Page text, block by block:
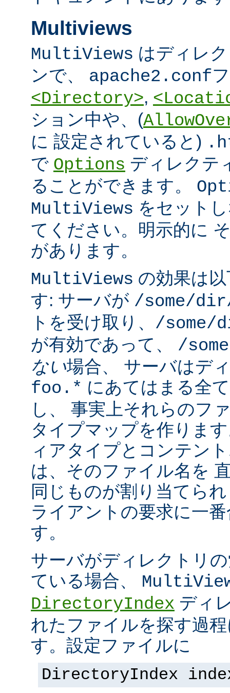
Multiviews
MultiViews はディレ
ンで、 apache2.conf
<Directory>,
ション中や、(
に 設定されていると)
で Options ディレクテ
ることができます。
MultiViews をセット
てください。明示的に
があります。
MultiViews の効果は
す: サーバが /some/
トを受け取り、 /some/
が有効であって、 /
ない場合、 サーバはデ
foo.* にあてはまる全
し、 事実上それらのフ
タイプマップを作りま
ィアタイプとコンテン
は、そのファイル名を
同じものが割り当てら
ライアントの要求に一
す。
サーバがディレクトリ
ている場合、
DirectoryIndex ディ
れたファイルを探す過
す。設定ファイルに
DirectoryIndex